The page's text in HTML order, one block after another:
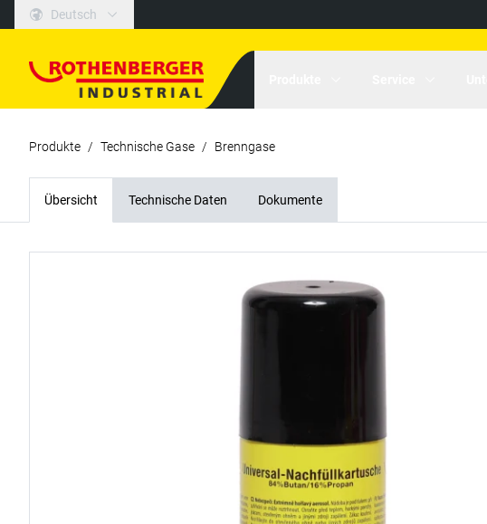
Deutsch
Produkte / Technische Gase / Brenngase
Übersicht Technische Daten Dokumente